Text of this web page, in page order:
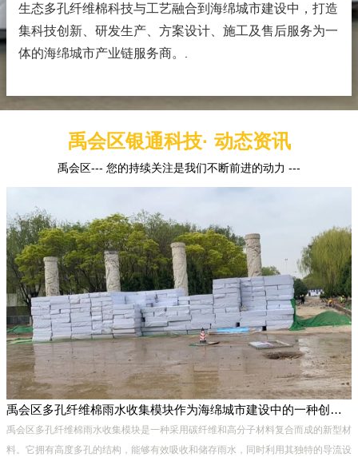
生态多孔纤维棉科技与工艺融合到海绵城市建设中，打造
集科技创新、研发生产、方案设计、施工及售后服务为一
体的海绵城市产业链服务商。
禹会区银通科技· 动态资讯
禹会区--- 您的持续关注是我们不断前进的动力 ---
禹会区多孔纤维棉雨水收集模块作为海绵城市建设中的一种创新材料
禹会区多孔纤维棉雨水收集模块是一种采用碳纤维和高分子材料复合而成的新型材
料。它拥有高度多孔的结构，能够有效吸收和储存雨水，同时利用其独特的导流设